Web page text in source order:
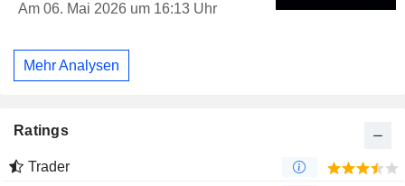
Am 06. Mai 2026 um 16:13 Uhr
Mehr Analysen
Ratings
Trader